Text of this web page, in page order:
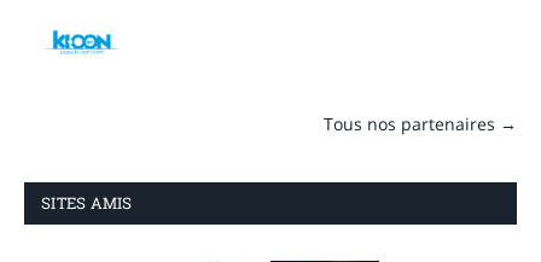
Tous nos partenaires →
SITES AMIS